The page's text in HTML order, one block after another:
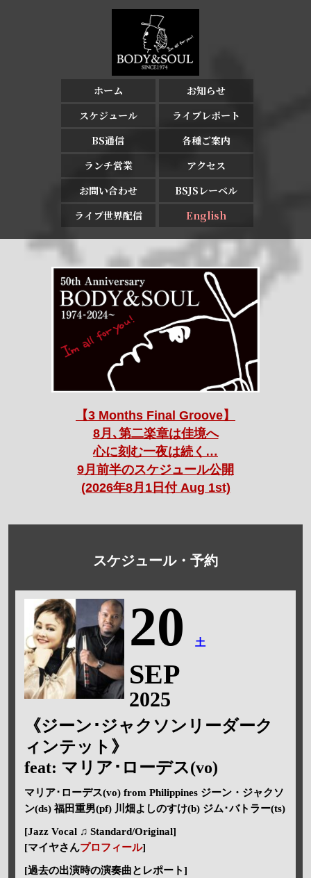
ホーム
お知らせ
スケジュール
ライブレポート
BS通信
各種ご案内
ランチ営業
アクセス
お問い合わせ
BSJSレーベル
ライブ世界配信
English
【3 Months Final Groove】
8月､第二楽章は佳境へ
心に刻む一夜は続く…
9月前半のスケジュール公開
(2026年8月1日付 Aug 1st)
スケジュール・予約
20 土
SEP
2025
《ジーン･ジャクソンリーダーク
ィンテット》
feat: マリア･ローデス(vo)
マリア･ローデス(vo) from Philippines ジーン・ジャクソ
ン(ds) 福田重男(pf) 川畑よしのすけ(b) ジム･バトラー(ts)
[Jazz Vocal ♫ Standard/Original]
[マイヤさんプロフィール]
[過去の出演時の演奏曲とレポート]